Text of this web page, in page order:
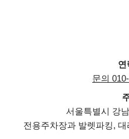
연
문의
서울특별시 강
전용주차장과 발렛파킹,